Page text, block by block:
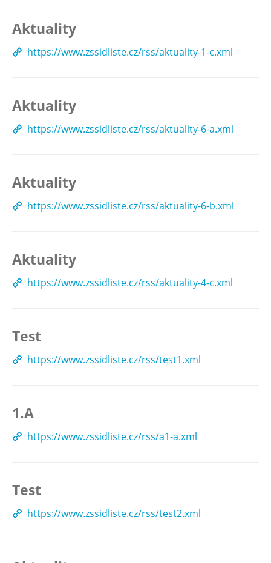
Aktuality
https://www.zssidliste.cz/rss/aktuality-1-c.xml
Aktuality
https://www.zssidliste.cz/rss/aktuality-6-a.xml
Aktuality
https://www.zssidliste.cz/rss/aktuality-6-b.xml
Aktuality
https://www.zssidliste.cz/rss/aktuality-4-c.xml
Test
https://www.zssidliste.cz/rss/test1.xml
1.A
https://www.zssidliste.cz/rss/a1-a.xml
Test
https://www.zssidliste.cz/rss/test2.xml